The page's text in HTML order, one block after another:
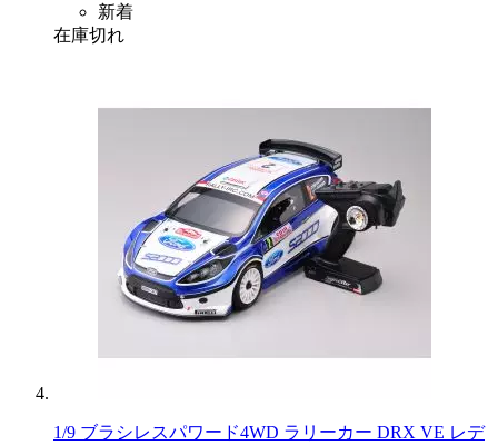
新着
在庫切れ
1/9 ブラシレスパワード4WD ラリーカー DRX VE レデ